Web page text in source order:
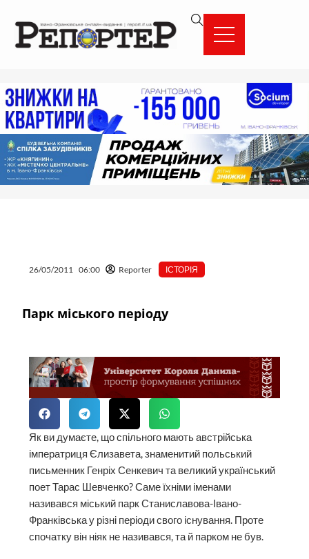
вмісту
26/05/2011 06:00 Reporter ІСТОРІЯ
Парк міського періоду
Як ви думаєте, що спільного мають австрійська
імператриця Єлизавета, знаменитий польський
письменник Генріх Сенкевич та великий український
поет Тарас Шевченко? Саме їхніми іменами
називався міський парк Станиславова-Івано-
Франківська у різні періоди свого існування. Проте
спочатку він ніяк не називався, та й парком не був.